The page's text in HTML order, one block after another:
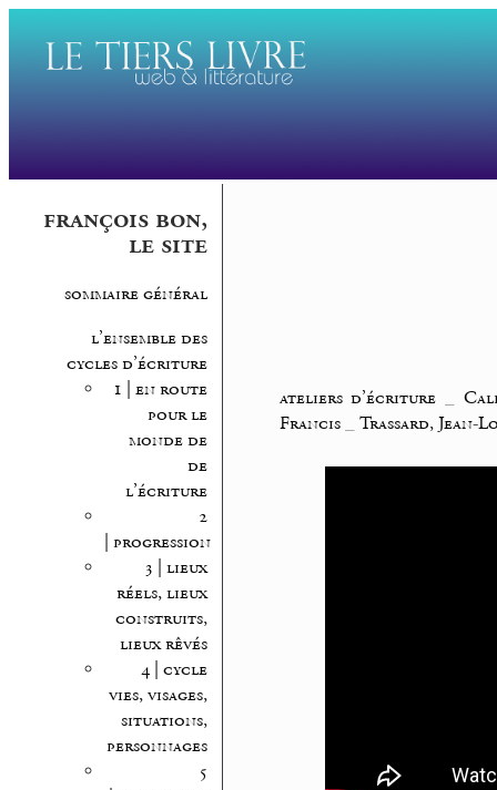
françois bon,
le site
sommaire général
l’ensemble des
cycles d’écriture
1 | en route
pour le
monde de
de
l’écriture
2
| progression
3 | lieux
réels, lieux
construits,
lieux rêvés
4 | cycle
vies, visages,
situations,
personnages
5
ateliers d’écriture _
Francis
Trassard, Jean-